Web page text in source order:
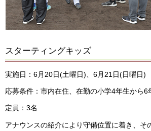
スターティングキッズ
実施日：6月20日(土曜日)、6月21日(日曜日
応募条件：市内在住、在勤の小学4年生から6
定員：3名
アナウンスの紹介により守備位置に着き、そ